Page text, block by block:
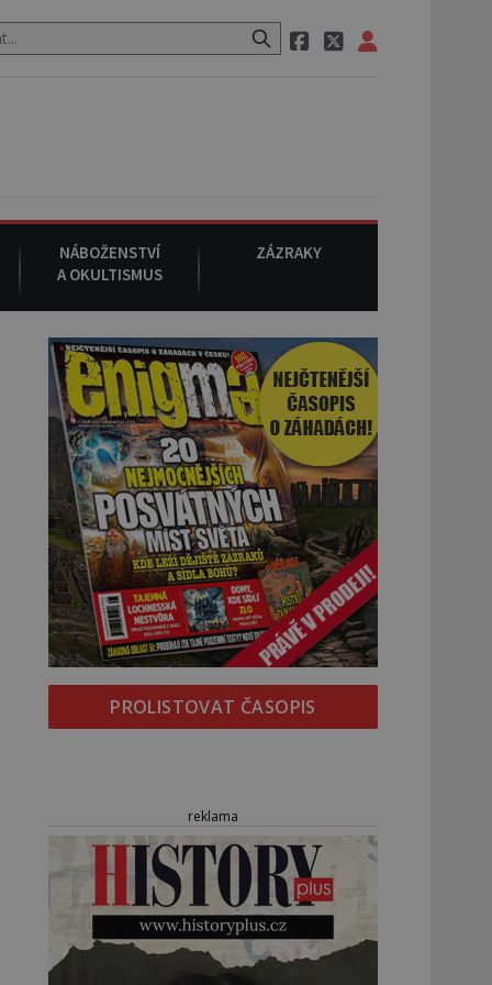
pak si na ulici zavolá taxi, nasedne do něj a už ho nikdy nikdo
NÁBOŽENSTVÍ
A OKULTISMUS
ZÁZRAKY
PROLISTOVAT ČASOPIS
reklama